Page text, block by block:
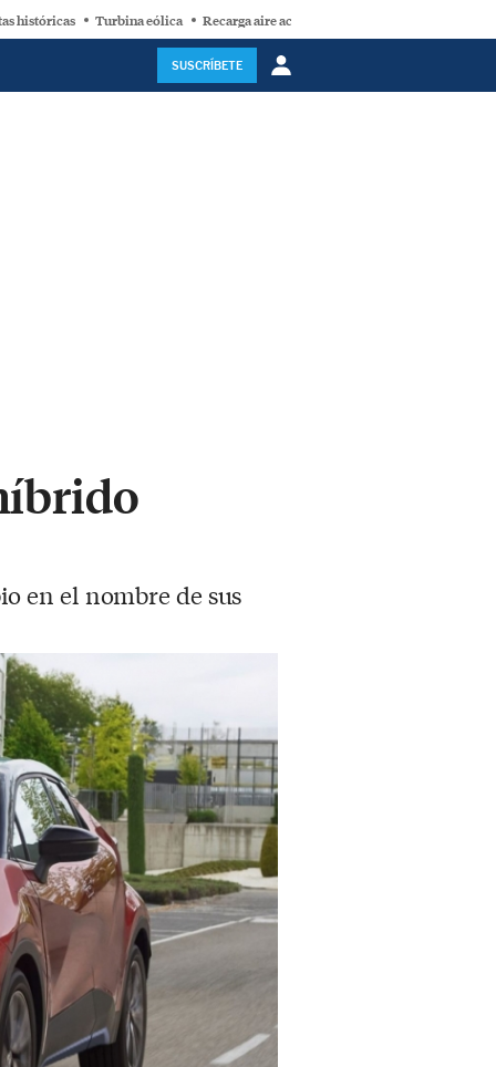
históricas Turbina eólica Recarga aire acondicionado
SUSCRÍBETE
en el nombre de sus